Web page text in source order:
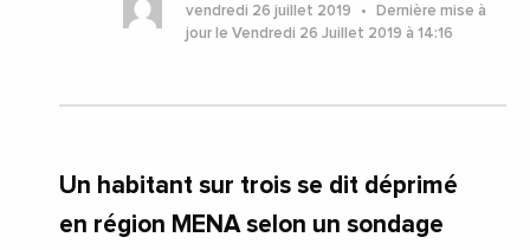
vendredi 26 juillet 2019
Dernière mise à
jour le Vendredi 26 Juillet 2019 à 14:16
Un habitant sur trois se dit déprimé
en région MENA selon un sondage